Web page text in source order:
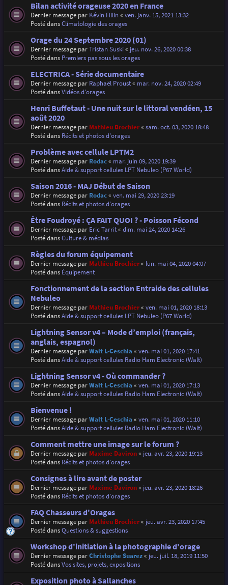
Bilan activité orageuse 2020 en France
Dernier message par Kévin Fillin« ven. janv. 15, 2021 13:32
Posté dansClimatologie des orages
Orage du 24 Septembre 2020 (01)
Dernier message parTristan Suski« jeu. nov. 26, 2020 00:38
Posté dans Premiers pas sous les orages
ELECTRICA - Série documentaire
Dernier message par Raphaël Proust« mar. nov. 24, 2020 02:49
Posté dansVidéos d'orages
Henri Buffetaut - Une nuit sur le littoral vendéen, 15
août 2020
Dernier message par Mathieu Brochier« sam. oct. 03, 2020 18:48
Posté dans Récits et photos d'orages
Problème avec cellule LPTM2
Dernier message par Rodac« mar. juin 09, 2020 19:39
Posté dansAide & support cellules LPT Nebuleo (P67 World)
Saison 2016 - MAJ Début de Saison
Dernier message par Rodac« ven. mai 29, 2020 23:19
Posté dans Récits et photos d'orages
Être Foudroyé : ÇA FAIT QUOI ? - Poisson Fécond
Dernier message par Eric Tarrit« dim. mai 24, 2020 14:26
Posté dansCulture & médias
Règles du forum équipement
Dernier message par Mathieu Brochier« lun. mai 04, 2020 04:07
Posté dans Équipement
Fonctionnement de la section Entraide des cellules
Nebuleo
Dernier message par Mathieu Brochier« ven. mai 01, 2020 18:13
Posté dansAide & support cellules LPT Nebuleo (P67 World)
Lightning Sensor v4 – Mode d’emploi (français,
anglais, espagnol)
Dernier message parWalt L-Ceschia « ven. mai 01, 2020 17:41
Posté dansAide & support cellules Radio Ham Electronic (Walt)
Lightning Sensor v4 - Où commander ?
Dernier message parWalt L-Ceschia « ven. mai 01, 2020 17:13
Posté dansAide & support cellules Radio Ham Electronic (Walt)
Bienvenue !
Dernier message parWalt L-Ceschia « ven. mai 01, 2020 11:10
Posté dansAide & support cellules Radio Ham Electronic (Walt)
Comment mettre une image sur le forum ?
Dernier message par Maxime Daviron« jeu. avr. 23, 2020 19:13
Posté dans Récits et photos d'orages
Consignes à lire avant de poster
Dernier message par Maxime Daviron« jeu. avr. 23, 2020 18:26
Posté dans Récits et photos d'orages
FAQ Chasseurs d'Orages
Dernier message par Mathieu Brochier« jeu. avr. 23, 2020 17:45
Posté dansQuestions & suggestions
Workshop d'initiation à la photographie d'orage
Dernier message parChristophe Suarez« jeu. juil. 18, 2019 11:50
Posté dansVos sites, projets, expositions
Exposition photo à Sallanches